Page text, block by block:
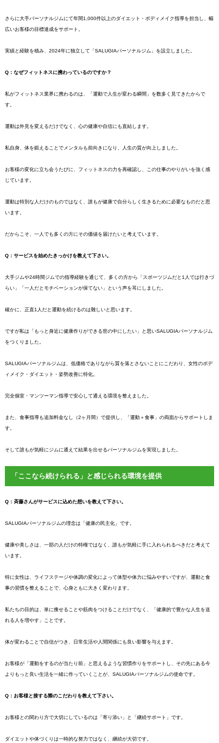
さらに大手パーソナルジムにて年間1,000件以上のダイエット・ボディメイク指導を担当し、幅
広いお客様の目標達成をサポート。
実績と経験を積み、2024年に独立して「SALUGIAパーソナルジム」を設立しました。
Q：なぜフィットネスに携わっているのですか？
私がフィットネス業界に携わるのは、「運動で人生が変わる瞬間」を数多く見てきたからで
す。
運動は外見を変えるだけでなく、心の健康や自信にも直結します。
私自身、体を鍛えることでメンタルも前向きになり、人生の質が向上しました。
お客様の変化に立ち会うたびに、フィットネスの力を再確認し、この仕事のやりがいを強く感
じています。
運動は特別な人だけのものではなく、誰もが健康で自分らしく生きるために必要なものだと思
います。
だからこそ、一人でも多くの方にその価値を届けたいと考えています。
Q：サービスを始めたきっかけを教えて下さい。
大手ジムや24時間ジムでの指導経験を通じて、多くの方から「スポーツジムだと1人では行きづ
らい」「一人だとモチベーションが保てない」という声を耳にしました。
確かに、正直1人だと運動を続けるのは難しいと思います。
ですが私は「もっと身近に健康作りができる世の中にしたい」と思いSALUGIAパーソナルジム
をつくりました。
SALUGIAパーソナルジムは、低価格でありながら質を落とさないことにこだわり、女性のボデ
ィメイク・ダイエット・姿勢改善に特化。
完全個室・マンツーマン指導で安心して通える環境を整えました。
また、食事指導も追加料金なし（2ヶ月間）で提供し、「運動＋食事」の両面からサポートしま
す。
そして誰もが気軽にジムに通えて結果を出せるパーソナルジムを実現しました。
「ここなら続けられる」と感じられる環境を提供
Q：斉藤さんがサービスに込めた想いを教えて下さい。
SALUGIAパーソナルジムの理念は「健康の民主化」です。
健康や美しさは、一部の人だけの特権ではなく、誰もが気軽に手に入れられるべきだと考えて
います。
特に女性は、ライフステージや体調の変化によって体型や体力に悩みやすいですが、運動と食
事の習慣を整えることで、心身ともに大きく変わります。
私たちの目的は、単に痩せることや筋肉をつけることだけでなく、「健康的で豊かな人生を送
れる人を増やす」ことです。
体が変わることで自信がつき、日常生活や人間関係にも良い影響を与えます。
お客様が「運動をするのが当たり前」と思えるような習慣作りをサポートし、その先にある今
よりもっと良い生活を一緒に作っていくことが、SALUGIAパーソナルジムの使命です。
Q：お客様と接する際のこだわりを教えて下さい。
お客様との関わり方で大切にしているのは「寄り添い」と「継続サポート」です。
ダイエットや体づくりは一時的な努力ではなく、継続が大切です。